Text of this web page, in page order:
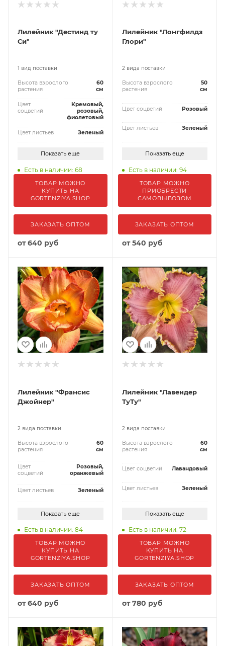
Лилейник "Дестинд ту
Си"
1 вид поставки
Высота взрослого
растения
60
см
Цвет
соцветий
Кремовый,
розовый,
фиолетовый
Цвет листьев Зеленый
Показать еще
Есть в наличии: 68
ТОВАР МОЖНО
КУПИТЬ НА
GORTENZIYA.SHOP
ЗАКАЗАТЬ ОПТОМ
от640 руб
Лилейник "Лонгфилдз
Глори"
2 вида поставки
Высота взрослого
растения
50
см
Цвет соцветий Розовый
Цвет листьев Зеленый
Показать еще
Есть в наличии: 94
ТОВАР МОЖНО
ПРИОБРЕСТИ
САМОВЫВОЗОМ
ЗАКАЗАТЬ ОПТОМ
от540 руб
Лилейник "Франсис
Джойнер"
2 вида поставки
Высота взрослого
растения
60
см
Цвет
соцветий
Розовый,
оранжевый
Цвет листьев Зеленый
Показать еще
Есть в наличии: 84
ТОВАР МОЖНО
КУПИТЬ НА
GORTENZIYA.SHOP
ЗАКАЗАТЬ ОПТОМ
от640 руб
Лилейник "Лавендер
ТуТу"
2 вида поставки
Высота взрослого
растения
60
см
Цвет соцветий Лавандовый
Цвет листьев Зеленый
Показать еще
Есть в наличии: 72
ТОВАР МОЖНО
КУПИТЬ НА
GORTENZIYA.SHOP
ЗАКАЗАТЬ ОПТОМ
от780 руб